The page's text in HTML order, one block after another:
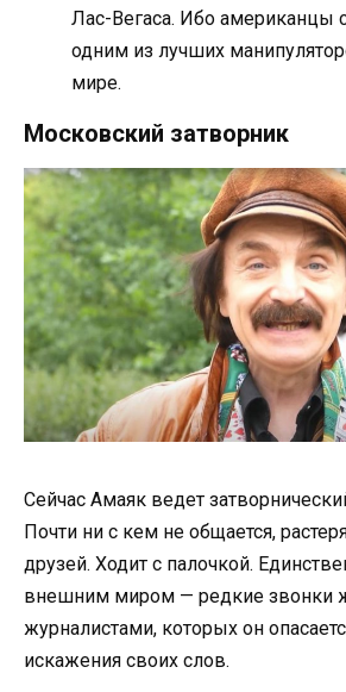
Лас-Вегаса. Ибо американцы
одним из лучших
мире.
Московский затворник
Сейчас Амаяк ведет
Почти ни с кем не общается,
друзей. Ходит с палочкой.
внешним миром — редкие звонки
журналистами, которых он
искажения своих слов.